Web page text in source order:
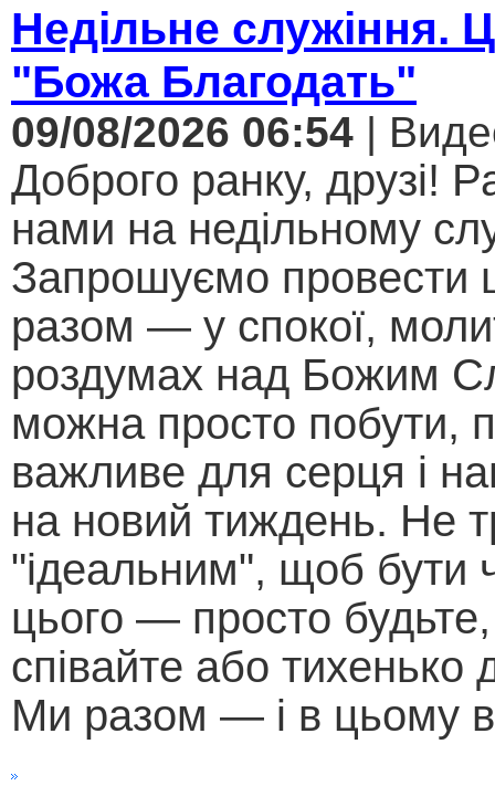
Недільне служіння.
"Божа Благодать"
09/08/2026 06:54 |
Доброго ранку, друзі!
нами на недільному
Запрошуємо провести
разом — у спокої,
роздумах над Божим
можна просто побути,
важливе для серця і
на новий тиждень. Не
"ідеальним", щоб бути
цього — просто
співайте або тихенько
Ми разом — і в цьому